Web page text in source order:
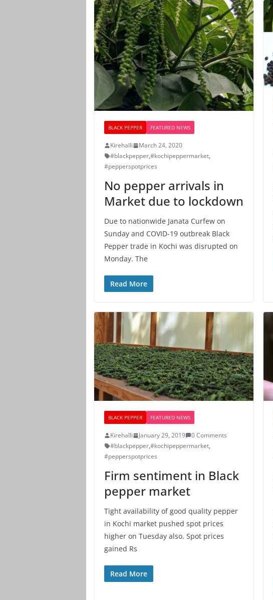
BLACK PEPPER FEATURED NEWS
Kirehalli
March 24, 2020
#blackpepper,#kochipeppermarket,
#pepperspotprices
No pepper arrivals in
Market due to lockdown
Due to nationwide Janata Curfew on
Sunday and COVID-19 outbreak Black
Pepper trade in Kochi was disrupted on
Monday. The
Read More
BLACK PEPPER FEATURED NEWS
Kirehalli January 29, 2019
0 Comments
#blackpepper,#kochipeppermarket,
#pepperspotprices
Firm sentiment in Black
pepper market
Tight availability of good quality pepper
in Kochi market pushed spot prices
higher on Tuesday also. Spot prices
gained Rs
Read More